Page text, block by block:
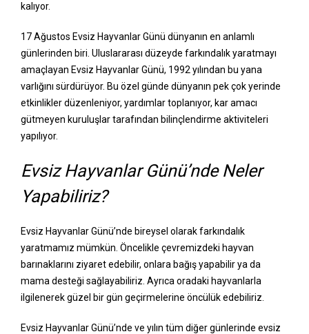
kalıyor.
17 Ağustos Evsiz Hayvanlar Günü dünyanın en anlamlı
günlerinden biri. Uluslararası düzeyde farkındalık yaratmayı
amaçlayan Evsiz Hayvanlar Günü, 1992 yılından bu yana
varlığını sürdürüyor. Bu özel günde dünyanın pek çok yerinde
etkinlikler düzenleniyor, yardımlar toplanıyor, kar amacı
gütmeyen kuruluşlar tarafından bilinçlendirme aktiviteleri
yapılıyor.
Evsiz Hayvanlar Günü’nde Neler
Yapabiliriz?
Evsiz Hayvanlar Günü’nde bireysel olarak farkındalık
yaratmamız mümkün. Öncelikle çevremizdeki hayvan
barınaklarını ziyaret edebilir, onlara bağış yapabilir ya da
mama desteği sağlayabiliriz. Ayrıca oradaki hayvanlarla
ilgilenerek güzel bir gün geçirmelerine öncülük edebiliriz.
Evsiz Hayvanlar Günü’nde ve yılın tüm diğer günlerinde evsiz